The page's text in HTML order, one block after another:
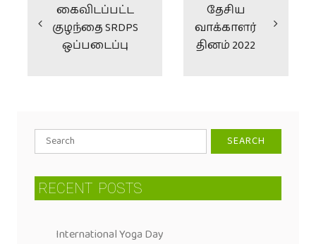
கைவிடப்பட்ட
குழந்தை SRDPS
ஒப்படைப்பு
தேசிய
வாக்காளர்
தினம் 2022
RECENT POSTS
International Yoga Day